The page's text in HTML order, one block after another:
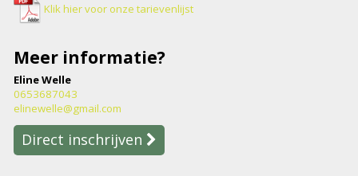
Klik hier voor onze tarievenlijst
Meer informatie?
Eline Welle
0653687043
elinewelle@gmail.com
Direct inschrijven